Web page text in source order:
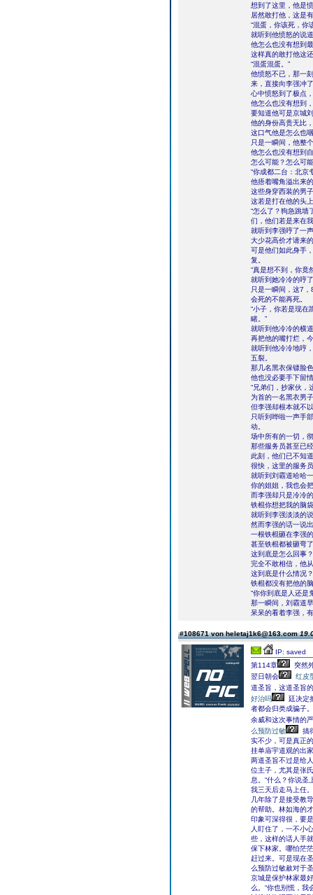
想到了这里，他是
居然敢打他，这是
“混蛋，你该死，你
就听到他愤怒的说
他怎么也没有想到
这样真的敢打他这
“混蛋混蛋。”
他愤怒不已，那一
来，直接向李强冲
心中愤怒到了极点
他怎么也没有想到
要知道他可是京城
他的身份高贵无比
这口气他是怎么也
只是一瞬间，他整
他怎么也没有想到
怎么可能？怎么可
“你成都二台：北京
他捂着嘴角溢出来
这些身穿西装的男
这若是打在他的头
“怎么了？狗急跳墙
们，他们若是来在
就听到李强哼了一
大少花高价才请来
可是他们如此身手
复。
“真是想不到，你竟
就听到她冷冷的哼
只是一瞬间，这7
会死的不能再死。
“小子，你若是现在
睹。”
就听到他冷冷的横
再把他的嘴打烂，
就听到他冷冷地哼
五裂。
那几名黑衣保镖脸
他也没必要手下留
“兄弟们，抄家伙，
为首的一名黑衣男
但李强却根本就不
只听到哗啦一声手
动。
场中所有的一切，
那些服务员甚至已
此刻，他们已不知
很快，这里的服务
就听到刘霸道哈哈
你的姐姐，我也会
而李强却只是冷冷
铁棍你想把我的脑
就听到李强淡淡的
然而李强的话一说
一根铁棍砸在李强
甚至铁棍都被砸弯
这到底是怎么回事
完全不敢相信，他
这到底是什么情况
铁棍都没有把他的
“你你到底是人还是
那一瞬间，刘霸道
呆呆的看着李强，
#108671 von heletaj1k6@163.com
IP: saved
第114章
突然
翌日朝会
红皮
道圣旨，这道圣旨
好治吗
廷决定
者都会归类成骗子
余威和这次事情的
么预防过敏
搞
实不少，可是真正
挂单庙宇道观的出
两道圣旨不过是给
位主子，尤其是张
息。“什么？你说圣
我三天后走马上任
几年除了是接受教
的帮助。林如海的
印象可深得很，要
人盯住了，一不小
些，这样的话人手
保下林家。哪怕茫
赶过来。可是现在
么预防过敏赦对于
京城是保护林家最
么。“你也别慌，我